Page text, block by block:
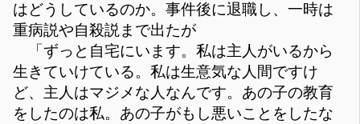
はどうしているのか。事件後に退職し、一時は
重病説や自殺説まで出たが
「ずっと自宅にいます。私は主人がいるから
生きていけている。私は生意気な人間ですけ
ど、主人はマジメな人なんです。あの子の教育
をしたのは私。あの子がもし悪いことをしたな